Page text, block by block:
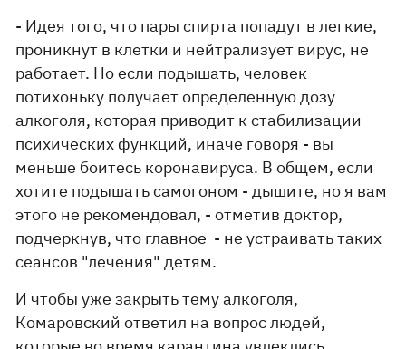
- Идея того, что пары спирта попадут в легкие,
проникнут в клетки и нейтрализует вирус, не
работает. Но если подышать, человек
потихоньку получает определенную дозу
алкоголя, которая приводит к стабилизации
психических функций, иначе говоря - вы
меньше боитесь коронавируса. В общем, если
хотите подышать самогоном - дышите, но я вам
этого не рекомендовал, - отметив доктор,
подчеркнув, что главное - не устраивать таких
сеансов "лечения" детям.
И чтобы уже закрыть тему алкоголя,
Комаровский ответил на вопрос людей,